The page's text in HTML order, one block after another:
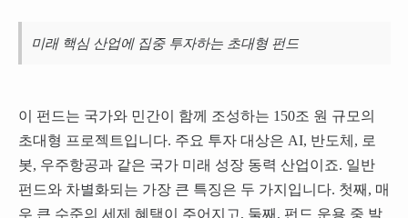
미래 핵심 산업에 집중 투자하는 초대형 펀드
이 펀드는 국가와 민간이 함께 조성하는 150조 원 규모의
초대형 프로젝트입니다. 주요 투자 대상은 AI, 반도체, 로
봇, 우주항공과 같은 국가 미래 성장 동력 산업이죠. 일반
펀드와 차별화되는 가장 큰 특징은 두 가지입니다. 첫째, 매
우 큰 수준의 세제 혜택이 주어지고, 둘째, 펀드 운용 중 발